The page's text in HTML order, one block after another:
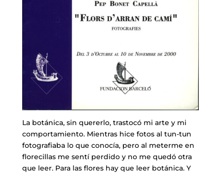
La botánica, sin quererlo, trastocó mi arte y mi
comportamiento. Mientras hice fotos al tun-tun
fotografiaba lo que conocía, pero al meterme en
florecillas me sentí perdido y no me quedó otra
que leer. Para las flores hay que leer botánica. Y